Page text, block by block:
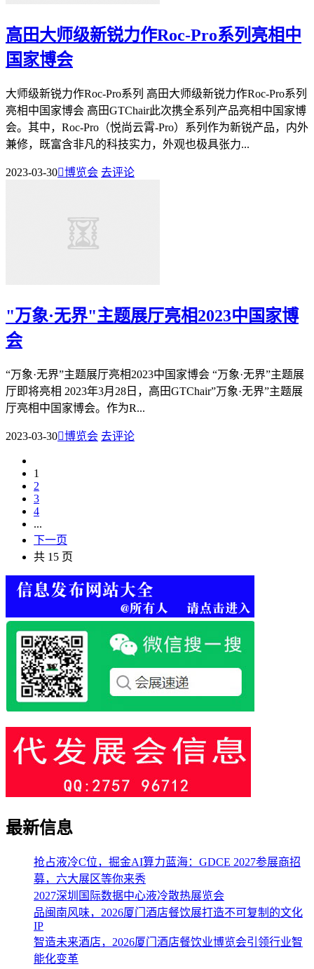
高田大师级新锐力作Roc-Pro系列亮相中
国家博会
大师级新锐力作Roc-Pro系列 高田大师级新锐力作Roc-Pro系列
亮相中国家博会 高田GTChair此次携全系列产品亮相中国家博
会。其中，Roc-Pro（悦尚云霄-Pro）系列作为新锐产品，内外
兼修，既富含非凡的科技实力，外观也极具张力...
2023-03-30博览会 去评论
"万象·无界"主题展厅亮相2023中国家博
会
“万象·无界”主题展厅亮相2023中国家博会 “万象·无界”主题展
厅即将亮相 2023年3月28日，高田GTChair”万象·无界”主题展
厅亮相中国家博会。作为R...
2023-03-30博览会 去评论
1
2
3
4
...
下一页
共 15 页
最新信息
抢占液冷C位，掘金AI算力蓝海：GDCE 2027参展商招
募，六大展区等你来秀
2027深圳国际数据中心液冷散热展览会
品闽南风味，2026厦门酒店餐饮展打造不可复制的文化
IP
智造未来酒店，2026厦门酒店餐饮业博览会引领行业智
能化变革